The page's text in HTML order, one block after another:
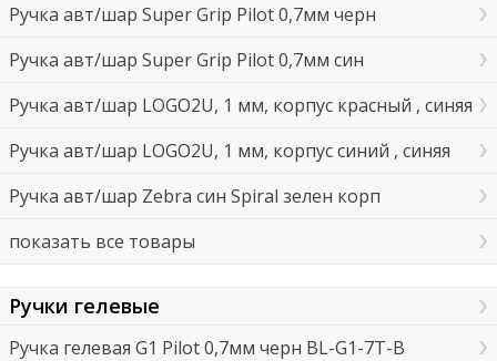
Ручка авт/шар Super Grip Pilot 0,7мм черн
Ручка авт/шар Super Grip Pilot 0,7мм син
Ручка авт/шар LOGO2U, 1 мм, корпус красный , синяя
Ручка авт/шар LOGO2U, 1 мм, корпус синий , синяя
Ручка авт/шар Zebra син Spiral зелен корп
показать все товары
Ручки гелевые
Ручка гелевая G1 Pilot 0,7мм черн BL-G1-7T-B